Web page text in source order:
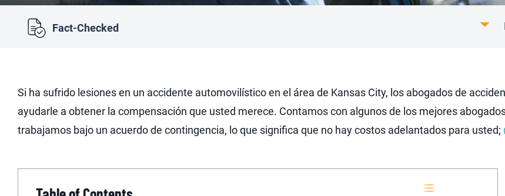
Fact-Checked
Si ha sufrido lesiones en un accidente automovilístico en el área de Kansas City, los abogados de
ayudarle a obtener la compensación que usted merece. Contamos con algunos de los mejores
trabajamos bajo un acuerdo de contingencia, lo que significa que no hay costos adelantados para usted;